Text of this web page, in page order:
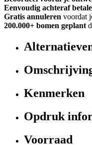
Eenvoudig achteraf
Gratis annuleren voordat
200.000+ bomen geplant
Kenmerken
Opdruk
Voorraad